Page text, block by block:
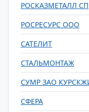
РОСКАЗМЕТАЛЛ СП
РОСРЕСУРС ООО
САТЕЛИТ
СТАЛЬМОНТАЖ
СУМР ЗАО
СФЕРА